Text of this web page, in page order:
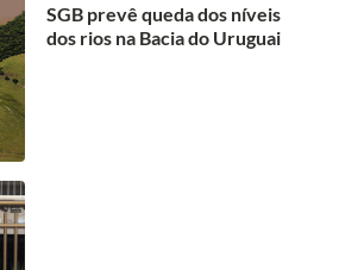
SGB prevê queda dos níveis
dos rios na Bacia do Uruguai